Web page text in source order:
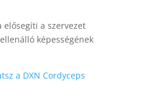
elősegíti a szervezet
képességének
a DXN Cordyceps